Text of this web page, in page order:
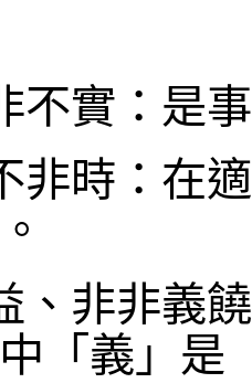
不實：是
非時：在
、非非義
「義」是